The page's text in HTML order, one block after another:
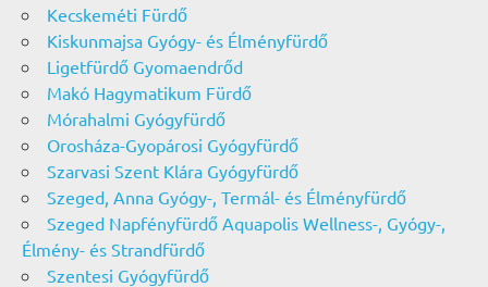
Kecskeméti Fürdő
Kiskunmajsa Gyógy- és Élményfürdő
Ligetfürdő Gyomaendrőd
Makó Hagymatikum Fürdő
Mórahalmi Gyógyfürdő
Orosháza-Gyopárosi Gyógyfürdő
Szarvasi Szent Klára Gyógyfürdő
Szeged, Anna Gyógy-, Termál- és Élményfürdő
Szeged Napfényfürdő Aquapolis Wellness-, Gyógy-,
Élmény- és Strandfürdő
Szentesi Gyógyfürdő